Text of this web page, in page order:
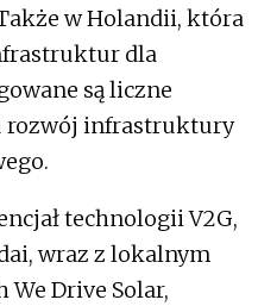
w Holandii, która
dla
są liczne
rozwój infrastruktury
technologii V2G,
wraz z lokalnym
We Drive Solar,